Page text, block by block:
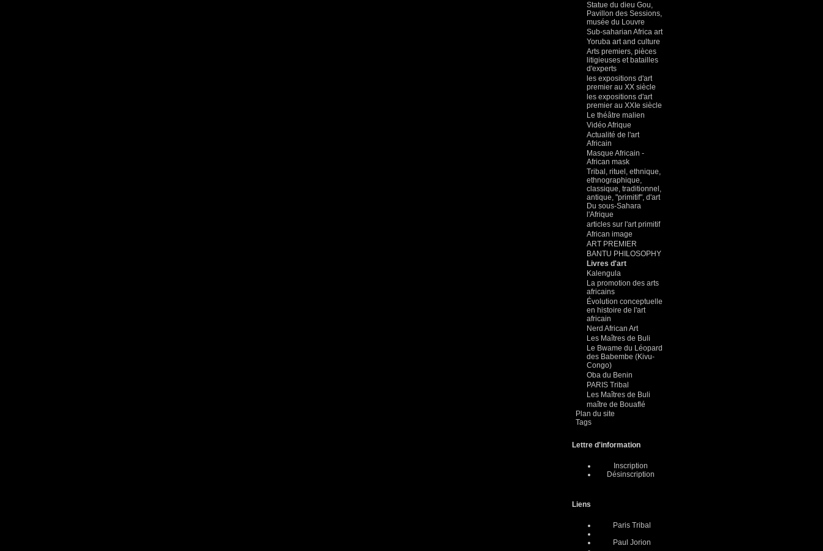
Statue du dieu Gou,
Pavillon des Sessions,
musée du Louvre
Sub-saharian Africa art
Yoruba art and culture
Arts premiers, pièces
litigieuses et batailles
d'experts
les expositions d'art
premier au XX siècle
les expositions d'art
premier au XXIe siècle
Le théâtre malien
Vidéo Afrique
Actualité de l'art
Africain
Masque Africain -
African mask
Tribal, rituel, ethnique,
ethnographique,
classique, traditionnel,
antique, "primitif", d'art
Du sous-Sahara
l'Afrique
articles sur l'art primitif
African image
ART PREMIER
BANTU PHILOSOPHY
Livres d'art
Kalengula
La promotion des arts
africains
Évolution conceptuelle
en histoire de l'art
africain
Nerd African Art
Les Maîtres de Buli
Le Bwame du Léopard
des Babembe (Kivu-
Congo)
Oba du Benin
PARIS Tribal
Les Maîtres de Buli
maître de Bouaflé
Plan du site
Tags
Lettre d'information
Inscription
Désinscription
Liens
Paris Tribal
Paul Jorion